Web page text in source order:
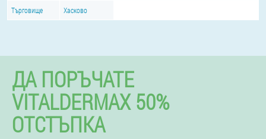
Търговище Хасково
ДА ПОРЪЧАТЕ
VITALDERMAX 50%
ОТСТЪПКА